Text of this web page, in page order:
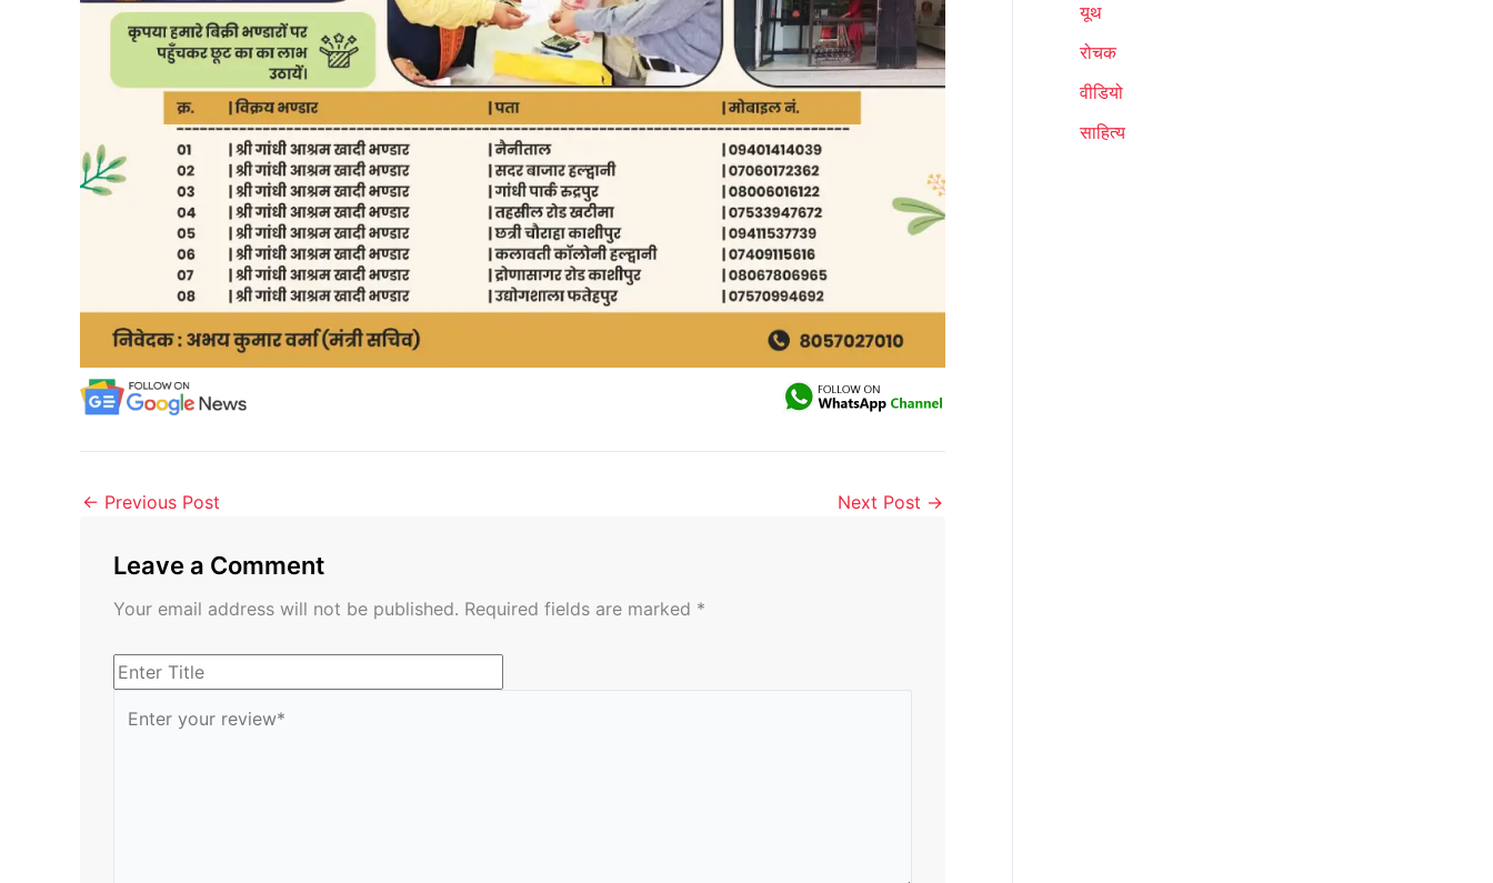
← Previous Post Next Post →
Leave a Comment
Your email address will not be published. Required fields are marked *
यूथ
रोचक
वीडियो
साहित्य